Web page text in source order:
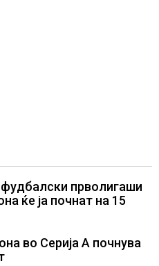
прволигаши
ќе ја почнат на 15
во Серија А почнува